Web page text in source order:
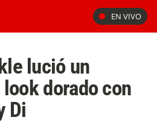
EN VIVO
lució un
dorado con
Di